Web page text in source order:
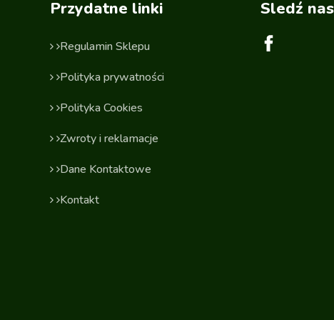
Przydatne linki
Regulamin Sklepu
Polityka prywatności
Polityka Cookies
Zwroty i reklamacje
Dane Kontaktowe
Kontakt
Sledź